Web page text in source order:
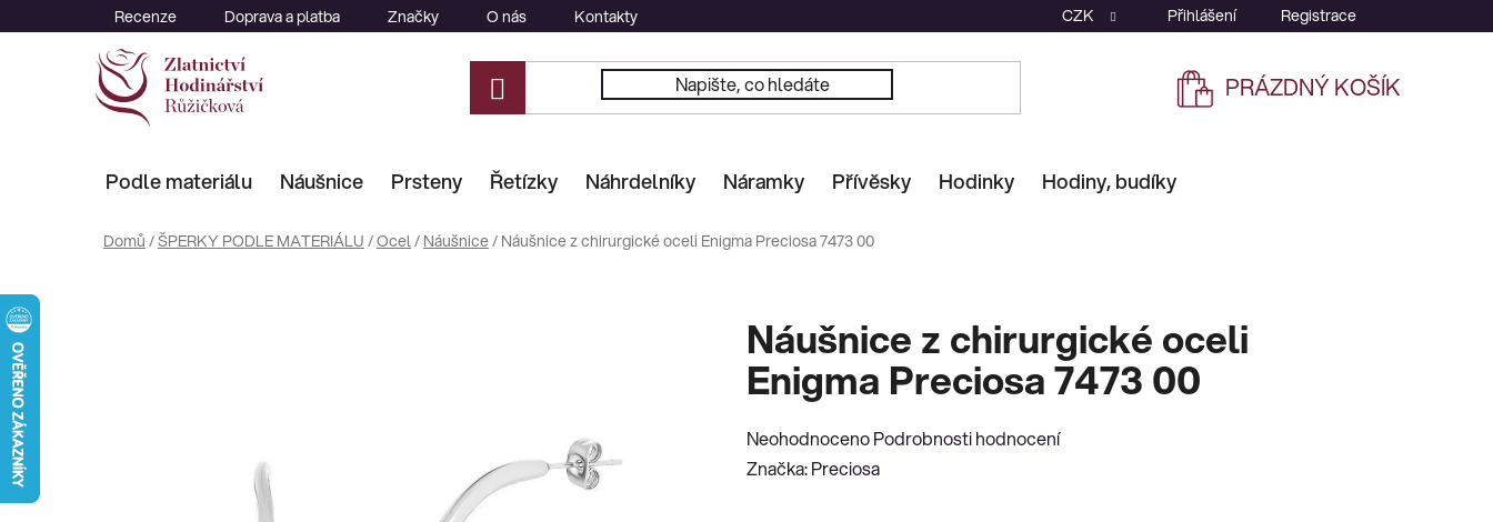
na
Recenze Doprava a platba Značky O nás Kontakty CZK Přihlášení Registrace
NÁKUPNÍ
PRÁZDNÝ KOŠÍK
Podle materiálu Náušnice Prsteny Řetízky Náhrdelníky Náramky Přívěsky Hodinky Hodiny, budíky
Domů /ŠPERKY PODLE MATERIÁLU /Ocel/ Náušnice/ Náušnice z chirurgické oceli Enigma Preciosa 7473 00
Náušnice z chirurgické oceli
Enigma Preciosa 7473 00
Průměrné
hodnocení
NeohodnocenoPodrobnosti hodnocení
Značka:Preciosa